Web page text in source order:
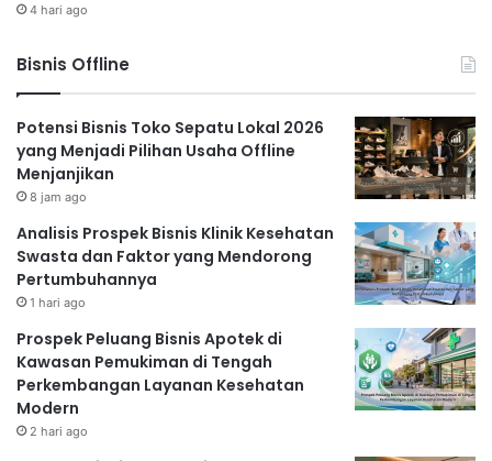
4 hari ago
Bisnis Offline
Potensi Bisnis Toko Sepatu Lokal 2026
yang Menjadi Pilihan Usaha Offline
Menjanjikan
8 jam ago
Analisis Prospek Bisnis Klinik Kesehatan
Swasta dan Faktor yang Mendorong
Pertumbuhannya
1 hari ago
Prospek Peluang Bisnis Apotek di
Kawasan Pemukiman di Tengah
Perkembangan Layanan Kesehatan
Modern
2 hari ago